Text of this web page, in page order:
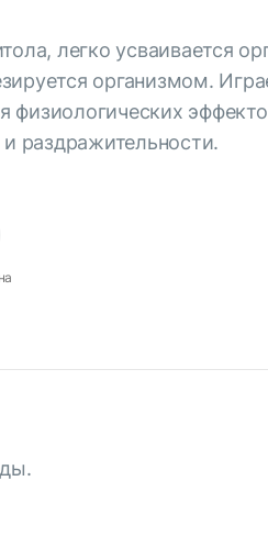
легко усваивается
организмом.
раздражительности.